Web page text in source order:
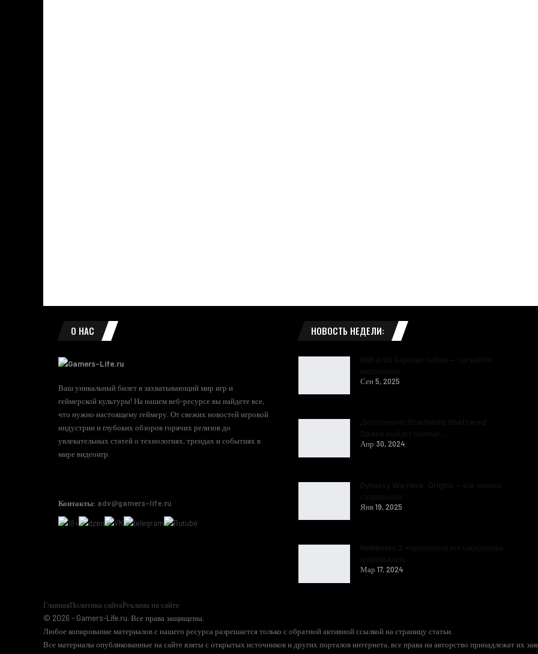
О НАС
Ваш уникальный билет в захватывающий мир игр и
геймерской культуры! На нашем веб-ресурсе вы найдете все,
что нужно настоящему геймеру. От свежих новостей игровой
индустрии и глубоких обзоров горячих релизов до
увлекательных статей о технологиях, трендах и событиях в
мире видеоигр.
Контакты: adv@gamers-life.ru
НОВОСТЬ НЕДЕЛИ:
Сен 5, 2025
Апр 30, 2024
Янв 19, 2025
Мар 17, 2024
ГлавнаяПолитика сайтаРеклама на сайте
© 2026 - Gamers-Life.ru. Все права защищены.
Любое копирование материалов с нашего ресурса разрешается только с обратной активной ссылкой на страницу статьи.
Все материалы опубликованные на сайте взяты с открытых источников и других порталов интернета, все права на авторство принадлежат их